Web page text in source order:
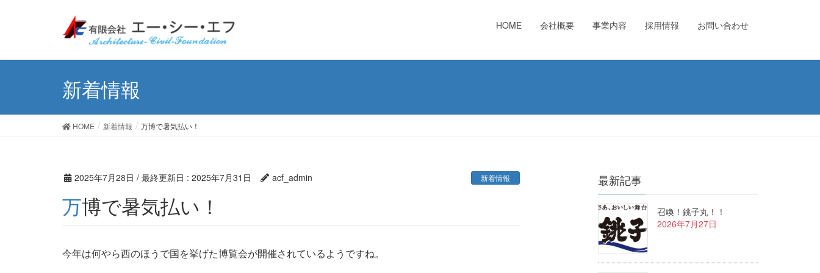
HOME 会社概要 事業内容 採用情報 お問い合わせ
新着情報
HOME 新着情報 万博で暑気払い！
2025年7月28日 / 最終更新日 : 2025年7月31日 acf_admin 新着情報
万博で暑気払い！
今年は何やら西のほうで国を挙げた博覧会が開催されているようですね。
最新記事
召喚！銚子丸！！
2026年7月27日